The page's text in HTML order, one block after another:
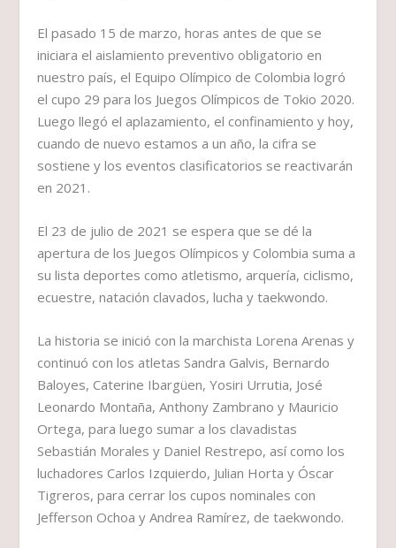
El pasado 15 de marzo, horas antes de que se
iniciara el aislamiento preventivo obligatorio en
nuestro país, el Equipo Olímpico de Colombia logró
el cupo 29 para los Juegos Olímpicos de Tokio 2020.
Luego llegó el aplazamiento, el confinamiento y hoy,
cuando de nuevo estamos a un año, la cifra se
sostiene y los eventos clasificatorios se reactivarán
en 2021.
El 23 de julio de 2021 se espera que se dé la
apertura de los Juegos Olímpicos y Colombia suma a
su lista deportes como atletismo, arquería, ciclismo,
ecuestre, natación clavados, lucha y taekwondo.
La historia se inició con la marchista Lorena Arenas y
continuó con los atletas Sandra Galvis, Bernardo
Baloyes, Caterine Ibargüen, Yosiri Urrutia, José
Leonardo Montaña, Anthony Zambrano y Mauricio
Ortega, para luego sumar a los clavadistas
Sebastián Morales y Daniel Restrepo, así como los
luchadores Carlos Izquierdo, Julian Horta y Óscar
Tigreros, para cerrar los cupos nominales con
Jefferson Ochoa y Andrea Ramírez, de taekwondo.